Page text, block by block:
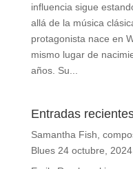
influencia sigue
allá de la música
protagonista nace en
mismo lugar de
años. Su...
Entradas
Samantha Fish,
Blues 24 octubre, 2024